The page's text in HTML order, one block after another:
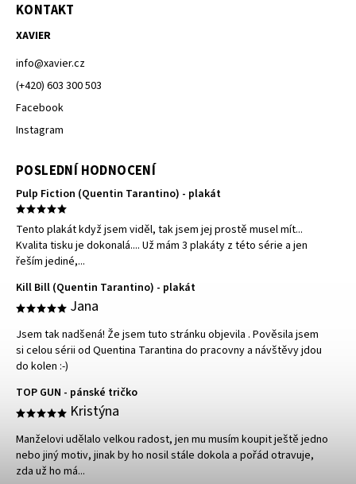
KONTAKT
XAVIER
info@xavier.cz
(+420) 603 300 503
Facebook
Instagram
POSLEDNÍ HODNOCENÍ
Pulp Fiction (Quentin Tarantino) - plakát
Tento plakát když jsem viděl, tak jsem jej prostě musel mít...
Kvalita tisku je dokonalá.... Už mám 3 plakáty z této série a jen
řeším jediné,...
Kill Bill (Quentin Tarantino) - plakát
Jana
Jsem tak nadšená! Že jsem tuto stránku objevila . Pověsila jsem
si celou sérii od Quentina Tarantina do pracovny a návštěvy jdou
do kolen :-)
TOP GUN - pánské tričko
Kristýna
Manželovi udělalo velkou radost, jen mu musím koupit ještě jedno
nebo jiný motiv, jinak by ho nosil stále dokola a pořád otravuje,
zda už ho má...